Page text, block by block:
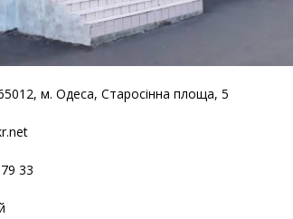
м. Одеса, Старосінна площа, 5
33